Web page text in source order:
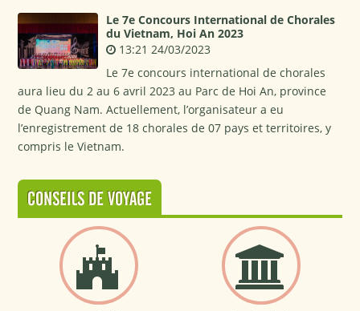
Le 7e Concours International de Chorales
du Vietnam, Hoi An 2023
13:21 24/03/2023
Le 7e concours international de chorales
aura lieu du 2 au 6 avril 2023 au Parc de Hoi An, province
de Quang Nam. Actuellement, l’organisateur a eu
l’enregistrement de 18 chorales de 07 pays et territoires, y
compris le Vietnam.
CONSEILS DE VOYAGE